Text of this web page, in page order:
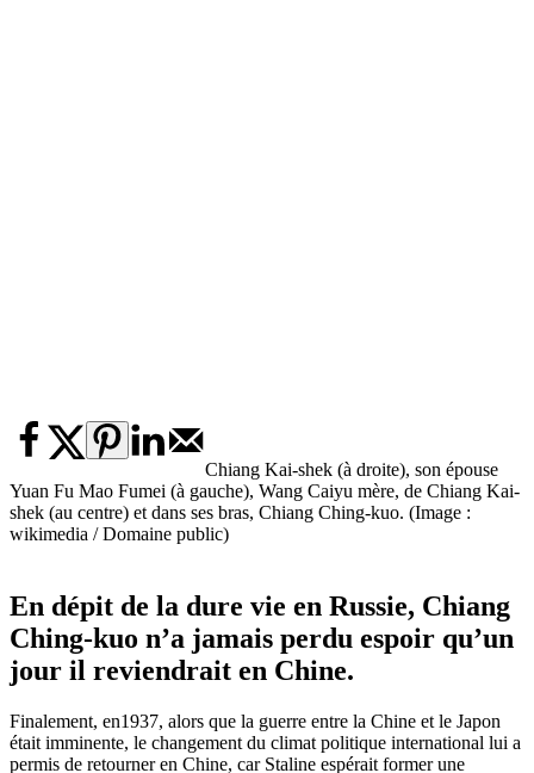
Chiang Kai-shek (à droite), son épouse
Yuan Fu Mao Fumei (à gauche), Wang Caiyu mère, de Chiang Kai-
shek (au centre) et dans ses bras, Chiang Ching-kuo. (Image :
wikimedia / Domaine public)
En dépit de la dure vie en Russie, Chiang
Ching-kuo n’a jamais perdu espoir qu’un
jour il reviendrait en Chine.
Finalement, en1937, alors que la guerre entre la Chine et le Japon
était imminente, le changement du climat politique international lui a
permis de retourner en Chine, car Staline espérait former une